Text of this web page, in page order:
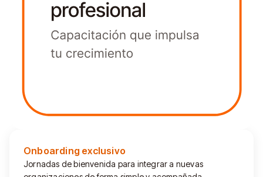
Onboarding exclusivo
Jornadas de bienvenida para integrar a nuevas